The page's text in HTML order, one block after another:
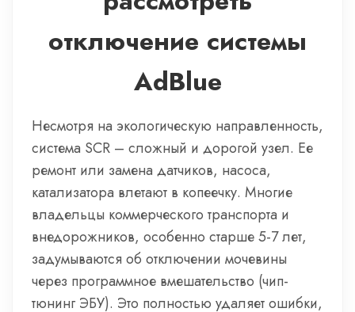
отключение системы
AdBlue
Несмотря на экологическую направленность,
система SCR – сложный и дорогой узел. Ее
ремонт или замена датчиков, насоса,
катализатора влетают в копеечку. Многие
владельцы коммерческого транспорта и
внедорожников, особенно старше 5-7 лет,
задумываются об отключении мочевины
через программное вмешательство (чип-
тюнинг ЭБУ). Это полностью удаляет ошибки,